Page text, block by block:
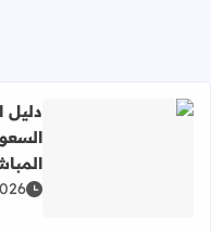
اقرأ المزيد عن دليل
دليل